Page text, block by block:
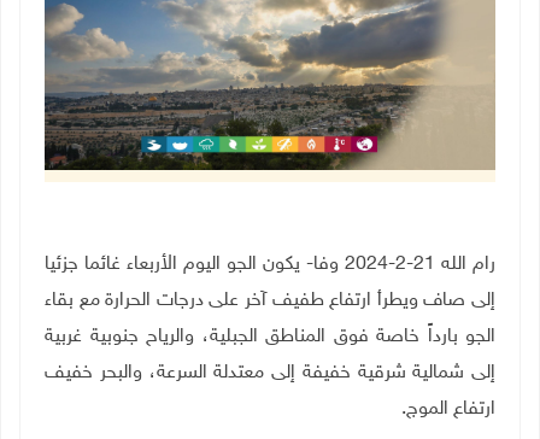
رام الله 21-2-2024 وفا- يكون الجو اليوم الأربعاء غائما جزئيا
إلى صاف ويطرأ ارتفاع طفيف آخر على درجات الحرارة مع بقاء
الجو بارداً خاصة فوق المناطق الجبلية، والرياح جنوبية غربية
إلى شمالية شرقية خفيفة إلى معتدلة السرعة، والبحر خفيف
ارتفاع الموج.